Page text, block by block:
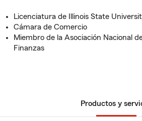
Licenciatura de Illinois State
Cámara de Comercio
Miembro de la Asociación Nacional
Finanzas
Productos y